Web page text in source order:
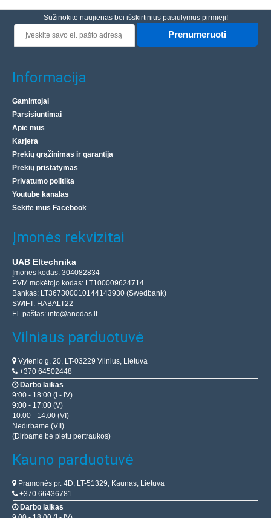
Sužinokite naujienas bei išskirtinius pasiūlymus pirmieji!
Prenumeruoti
Informacija
Gamintojai
Parsisiuntimai
Apie mus
Karjera
Prekių grąžinimas ir garantija
Prekių pristatymas
Privatumo politika
Youtube kanalas
Sekite mus Facebook
Įmonės rekvizitai
UAB Eltechnika
Įmonės kodas: 304082834
PVM mokėtojo kodas: LT100009624714
Bankas: LT367300010144143930 (Swedbank)
SWIFT: HABALT22
El. paštas: info@anodas.lt
Vilniaus parduotuvė
Vytenio g. 20, LT-03229 Vilnius, Lietuva
+370 64502448
Darbo laikas
9:00 - 18:00 (I - IV)
9:00 - 17:00 (V)
10:00 - 14:00 (VI)
Nedirbame (VII)
(Dirbame be pietų pertraukos)
Kauno parduotuvė
Pramonės pr. 4D, LT-51329, Kaunas, Lietuva
+370 66436781
Darbo laikas